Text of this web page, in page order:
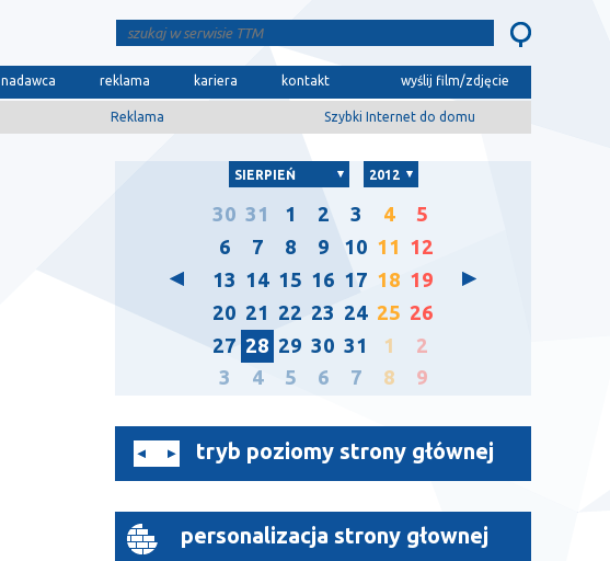
nadawca reklama kariera kontakt wyślij film/zdjęcie
Reklama Szybki Internet do domu
SIERPIEŃ 2012
30 31 1 2 3 4
5
6
7 8 9 10 11 12
13 14 15 16 17 18 19
20 21 22 23 24 25 26
27 28 29 30 31 1
2
3
4 5 6 7 8 9
tryb poziomy strony głównej
personalizacja strony głownej